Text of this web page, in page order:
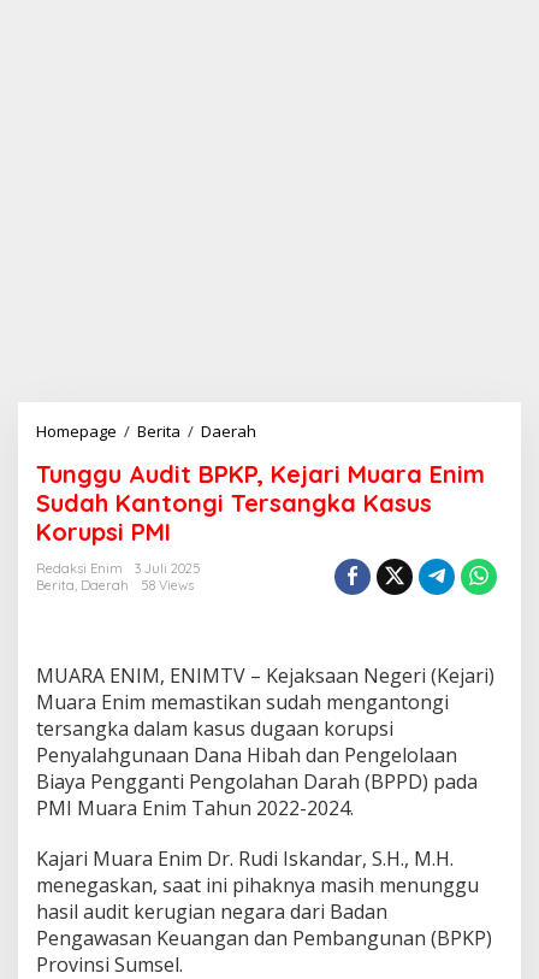
Homepage / Berita / Daerah
n
g
g
K
P
,
K
e
j
r
i
M
u
a
Tunggu Audit BPKP, Kejari Muara Enim
Sudah Kantongi Tersangka Kasus
Korupsi PMI
Redaksi Enim
3 Juli 2025
Berita, Daerah 58 Views
MUARA ENIM, ENIMTV – Kejaksaan Negeri (Kejari)
Muara Enim memastikan sudah mengantongi
tersangka dalam kasus dugaan korupsi
Penyalahgunaan Dana Hibah dan Pengelolaan
Biaya Pengganti Pengolahan Darah (BPPD) pada
PMI Muara Enim Tahun 2022-2024.
Kajari Muara Enim Dr. Rudi Iskandar, S.H., M.H.
menegaskan, saat ini pihaknya masih menunggu
hasil audit kerugian negara dari Badan
Pengawasan Keuangan dan Pembangunan (BPKP)
Provinsi Sumsel.